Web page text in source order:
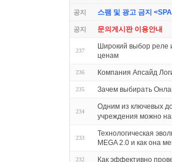
공지 스팸 및 광고 금지
공지 문의게시판 이용안내
237
Широкий выбор реле
ценам
236 Компания Апсайд
235 Зачем выбирать
234
Одним из ключевых
учреждения можно
233
Технологическая
MEGA 2.0 и как она
232 Как эффективно